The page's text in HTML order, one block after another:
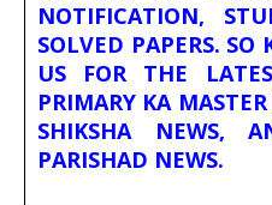
NOTIFICATION,
SOLVED PAPERS.
US FOR THE
PRIMARY KA
SHIKSHA NEWS,
PARISHAD NEWS.